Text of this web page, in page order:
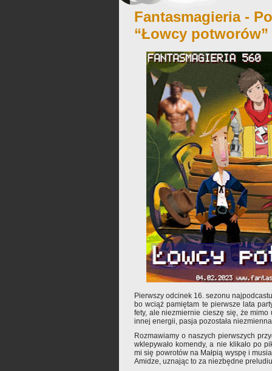
Fantasmagieria -
“Łowcy potworów”
Pierwszy odcinek 16. sezonu
bo wciąż pamiętam te pierwsze lata
fety, ale niezmiernie cieszę się, że mimo
innej energii, pasja pozostała
Rozmawiamy o naszych pierwszych
wklepywało komendy, a nie klikało po
mi się powrotów na Małpią wyspę i
Amidze, uznając to za niezbędne